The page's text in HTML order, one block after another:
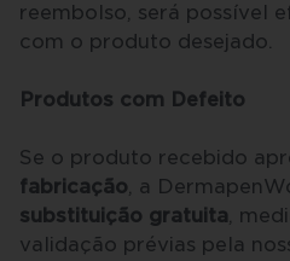
reembolso, será possível
com o produto desejado.
Produtos com Defeito
Se o produto recebido
fabricação, a
substituição gratuita,
validação prévias pela